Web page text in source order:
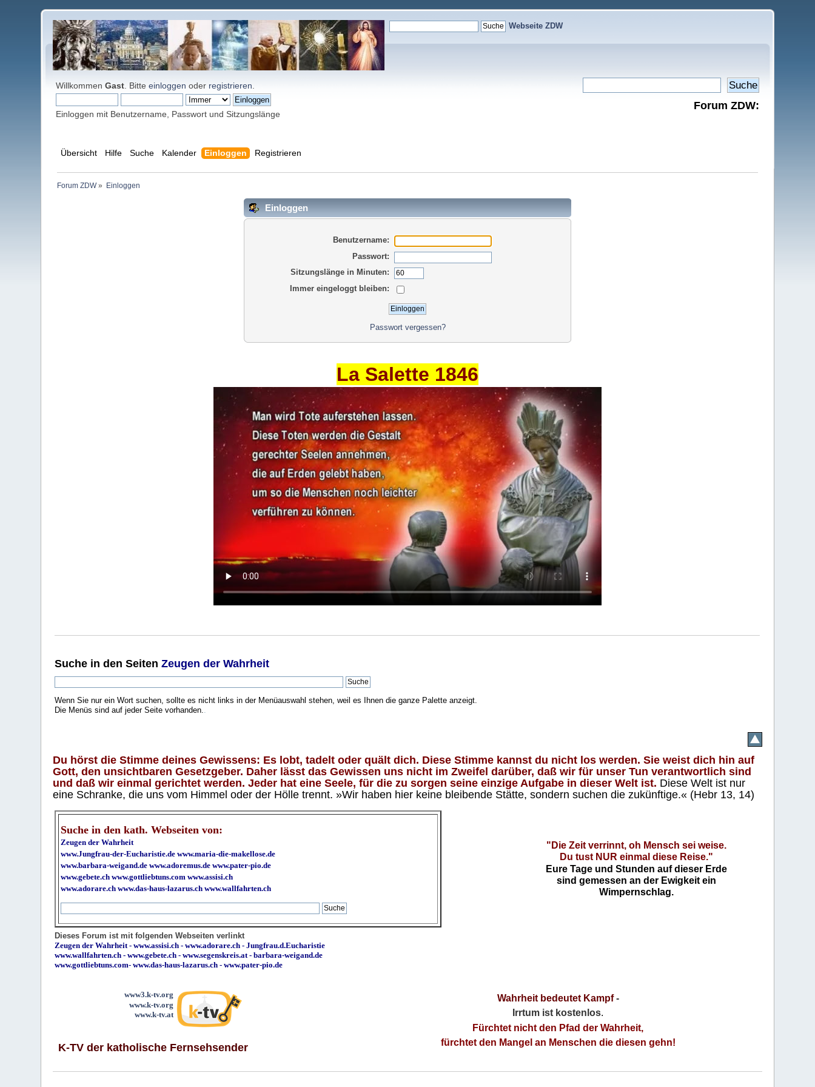
Webseite ZDW
WillkommenGast . Bitteeinloggen oder registrieren
Einloggen mit Benutzername, Passwort und Sitzungslänge
Forum ZDW:
Übersicht Hilfe Suche Kalender Einloggen Registrieren
Forum ZDW» Einloggen
Einloggen
Benutzername:
Passwort:
Sitzungslänge in Minuten:
Immer eingeloggt bleiben:
Passwort vergessen?
La Salette 1846
Suche in den SeitenZeugen der Wahrheit
Wenn Sie nur ein Wort suchen, sollte es nicht links in der Menüauswahl stehen, weil es Ihnen die ganze Palette anzeigt.
Die Menüs sind auf jeder Seite vorhanden.
Du hörst die Stimme deines Gewissens: Es lobt, tadelt oder quält dich. Diese Stimme kannst du nicht los werden. Sie weist dich hin auf
Gott, den unsichtbaren Gesetzgeber. Daher lässt das Gewissen uns nicht im Zweifel darüber, daß wir für unser Tun verantwortlich sind
und daß wir einmal gerichtet werden. Jeder hat eine Seele, für die zu sorgen seine einzige Aufgabe in dieser Welt ist. Diese Welt ist nur
eine Schranke, die uns vom Himmel oder der Hölle trennt. »Wir haben hier keine bleibende Stätte, sondern suchen die zukünftige.« (Hebr 13, 14)
Suche in den kath. Webseiten von:
Zeugen der Wahrheit
www.Jungfrau-der-Eucharistie.de www.maria-die-makellose.de
www.barbara-weigand.de www.adoremus.de www.pater-pio.de
www.gebete.ch www.gottliebtuns.com www.assisi.ch
www.adorare.ch www.das-haus-lazarus.ch www.wallfahrten.ch
"Die Zeit verrinnt, oh Mensch sei weise.
Du tust NUR einmal diese Reise."
Eure Tage und Stunden auf dieser Erde
sind gemessen an der Ewigkeit ein
Wimpernschlag.
Dieses Forum ist mit folgenden Webseiten verlinkt
Zeugen der Wahrheit -www.assisi.ch -www.adorare.ch -Jungfrau.d.Eucharistie
www.wallfahrten.ch -www.gebete.ch -www.segenskreis.at -barbara-weigand.de
www.gottliebtuns.com-www.das-haus-lazarus.ch - www.pater-pio.de
www3.k-tv.org
www.k-tv.org
www.k-tv.at
K-TV der katholische Fernsehsender
Wahrheit bedeutet Kampf-
Irrtum ist kostenlos.
Fürchtet nicht den Pfad der Wahrheit,
fürchtet den Mangel an Menschen die diesen gehn!